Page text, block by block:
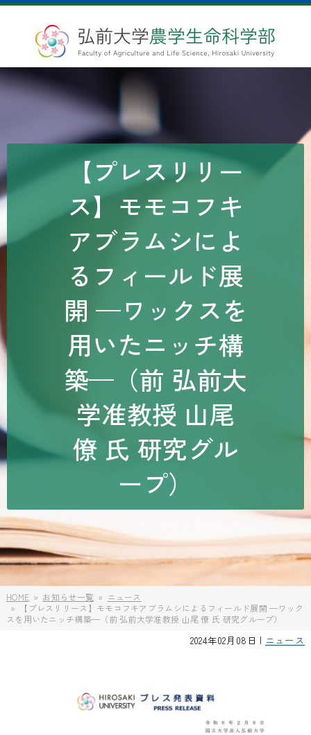
【プレスリリー
ス】モモコフキ
アブラムシによ
るフィールド展
開 —ワックスを
用いたニッチ構
築—（前 弘前大
学准教授 山尾
僚 氏 研究グル
ープ）
HOME お知らせ一覧
ニュース
【プレスリリース】モモコフキアブラムシによるフィールド展開 —ワック
スを用いたニッチ構築—（前 弘前大学准教授 山尾 僚 氏 研究グループ）
2024年02月08日 | ニュース